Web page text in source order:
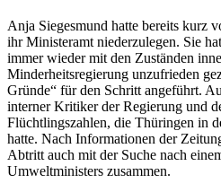
Anja Siegesmund hatte bereits kurz
ihr Ministeramt niederzulegen. Sie
immer wieder mit den Zuständen
Minderheitsregierung unzufrieden
Gründe“ für den Schritt angeführt.
interner Kritiker der Regierung und
Flüchtlingszahlen, die Thüringen in
hatte. Nach Informationen der
Abtritt auch mit der Suche nach
Umweltministers zusammen.